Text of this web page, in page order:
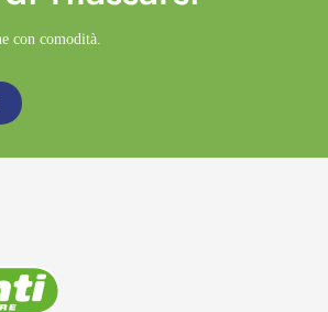
con comodità.